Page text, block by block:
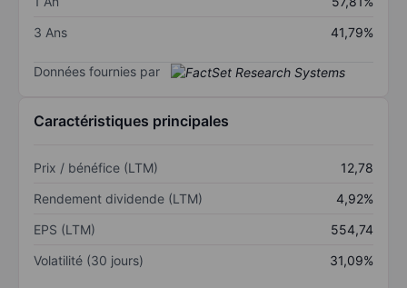
3 Ans
41,79%
Données fournies par
Caractéristiques principales
Prix / bénéfice (LTM)
12,78
Rendement dividende (LTM)
4,92%
EPS (LTM)
554,74
Volatilité (30 jours)
31,09%